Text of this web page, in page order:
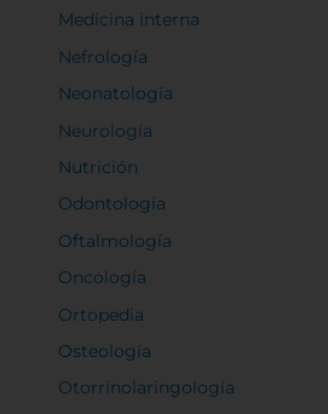
Medicina interna
Nefrología
Neonatología
Neurología
Nutrición
Odontología
Oftalmología
Oncología
Ortopedia
Osteología
Otorrinolaringología